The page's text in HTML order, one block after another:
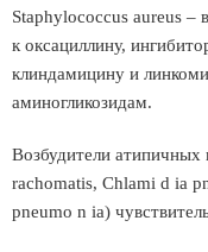
Staphylococcus aureus
к оксациллину,
клиндамицину и
аминогликозидам.
Возбудители
rachomatis, Chlami d ia
pneumo n ia)